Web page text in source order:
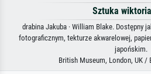
Sztuka
drabina Jakuba · William Blake. Dostępny
fotograficznym, tekturze akwarelowej,
japońskim.
British Museum, London, UK /